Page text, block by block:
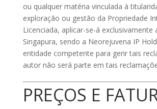
ou qualquer matéria vinculada à
exploração ou gestão da Propriedade
Licenciada, aplicar-se-á exclusivamente
Singapura, sendo a Neorejuvena IP
entidade competente para gerir tais
autor não será parte em tais
PREÇOS E